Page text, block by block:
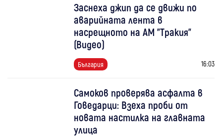
Заснеха джип да се движи по
аварийната лента в
насрещното на АМ "Тракия"
(Видео)
България 16:03
Самоков проверява асфалта в
Говедарци: Взеха проби от
новата настилка на главната
улица